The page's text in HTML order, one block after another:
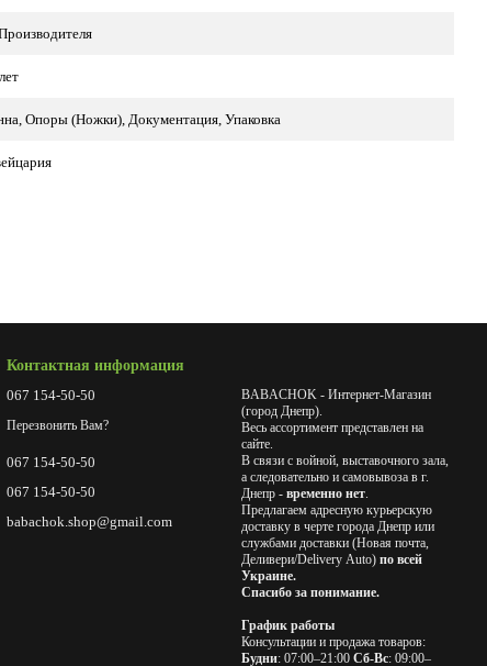
Опоры (Ножки), Документация, Упаковка
Контактная информация
067 154-50-50
Перезвонить Вам?
067 154-50-50
067 154-50-50
babachok.shop@gmail.com
BABACHOK - Интернет-Магазин
(город Днепр).
Весь ассортимент представлен на
сайте.
В связи с войной, выставочного зала,
а следовательно и самовывоза в г.
Днепр - временно нет.
Предлагаем адресную курьерскую
доставку в черте города Днепр или
службами доставки (Новая почта,
Деливери/Delivery Auto) по всей
Украине.
Спасибо за понимание.
График работы
Консультации и продажа товаров:
Будни: 07:00–21:00 Сб-Вс: 09:00–